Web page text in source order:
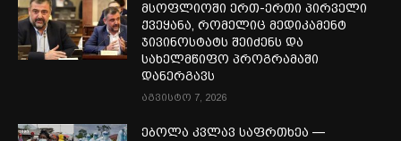
მსოფლიოში ერთ-ერთი პირველი
ქვეყანა, რომელიც მედიკამენტ
ჯივინოსტატს შეიძენს და
სახელმწიფო პროგრამაში
დანერგავს
აგვისტო 7, 2026
ებოლა კვლავ საფრთხეა —